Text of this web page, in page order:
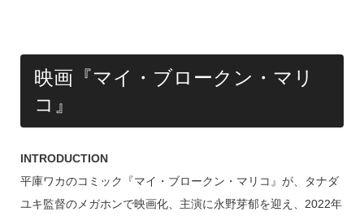
映画『マイ・ブロークン・マリ
コ』
INTRODUCTION
平庫ワカのコミック『マイ・ブロークン・マリコ』が、タナダ
ユキ監督のメガホンで映画化、主演に永野芽郁を迎え、2022年